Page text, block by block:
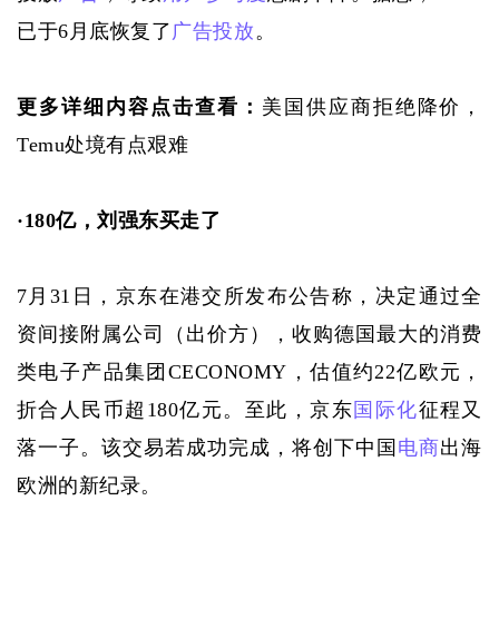
已于6月底恢复了 广告投放。
更多详细内容点击查看： 美国供应商拒绝降价，
Temu处境有点艰难
·180亿，刘强东买走了
7月31日，京东在港交所发布公告称，决定通过全
资间接附属公司（出价方），收购德国最大的消费
类电子产品集团CECONOMY，估值约22亿欧元，
折合人民币超180亿元。至此，京东 国际化征程又
落一子。该交易若成功完成，将创下中国 电商出海
欧洲的新纪录。